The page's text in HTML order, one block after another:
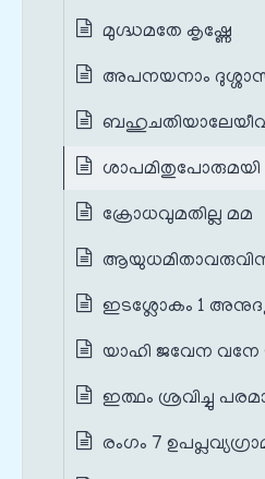
മുഗ്ദ്ധമതേ കൃഷ്ണേ
അപനയനാം
ക്രോധവുമതില്ല മമ
ഇടശ്ലോകം 1
യാഹി ജവേന വനേ
ഇത്ഥം ശ്രവിച്ചു
രംഗം 7